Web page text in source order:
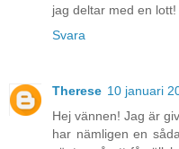
jag deltar med en lott!
Svara
Therese 10 januari
Hej vännen! Jag är
har nämligen en